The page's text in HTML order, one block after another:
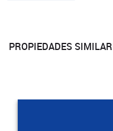
PROPIEDADES